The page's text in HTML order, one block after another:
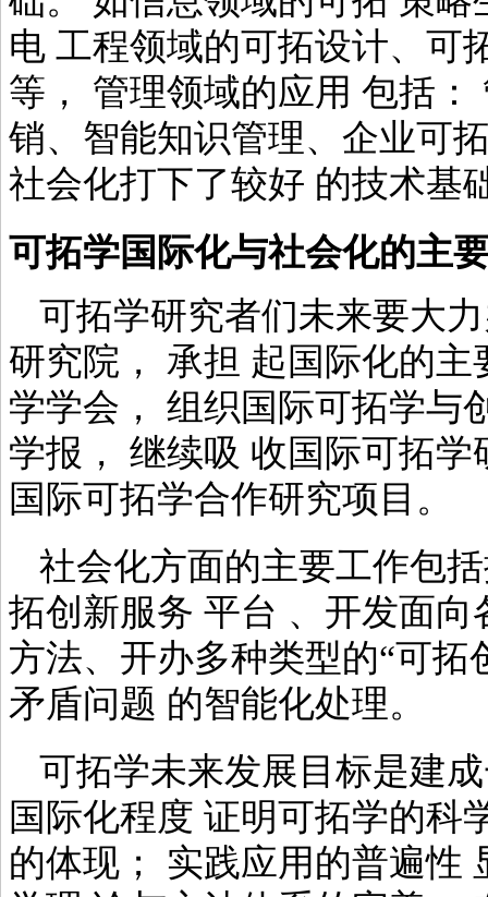
电 工程领域的可拓设计、可
等， 管理领域的应用 包括
销、智能知识管理、企业可
社会化打下了较好 的技术基
可拓学国际化与社会化的主
可拓学研究者们未来要大
研究院， 承担 起国际化的
学学会， 组织国际可拓学与
学报， 继续吸 收国际可拓
国际可拓学合作研究项目。
社会化方面的主要工作包
拓创新服务 平台 、开发面
方法、开办多种类型的“可
矛盾问题 的智能化处理。
可拓学未来发展目标是建
国际化程度 证明可拓学的科
的体现； 实践应用的普遍性